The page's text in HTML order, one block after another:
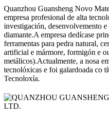
Quanzhou Guansheng Novo
empresa profesional de alta
investigación, desenvolvemento
diamante.A empresa dedícase
ferramentas para pedra natural,
artificial e mármore, formigón e
metálicos).Actualmente, a nosa
tecnolóxicas e foi galardoada co
Tecnoloxía.